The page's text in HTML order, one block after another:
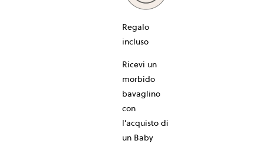
Regalo
incluso
Ricevi un
morbido
bavaglino
con
l’acquisto di
un Baby